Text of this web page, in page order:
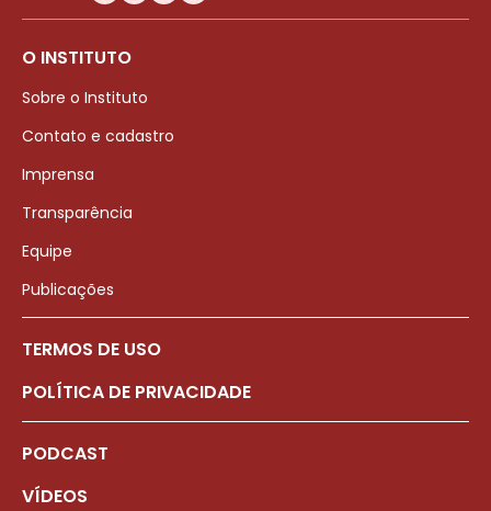
O INSTITUTO
Sobre o Instituto
Contato e cadastro
Imprensa
Transparência
Equipe
Publicações
TERMOS DE USO
POLÍTICA DE PRIVACIDADE
PODCAST
VÍDEOS